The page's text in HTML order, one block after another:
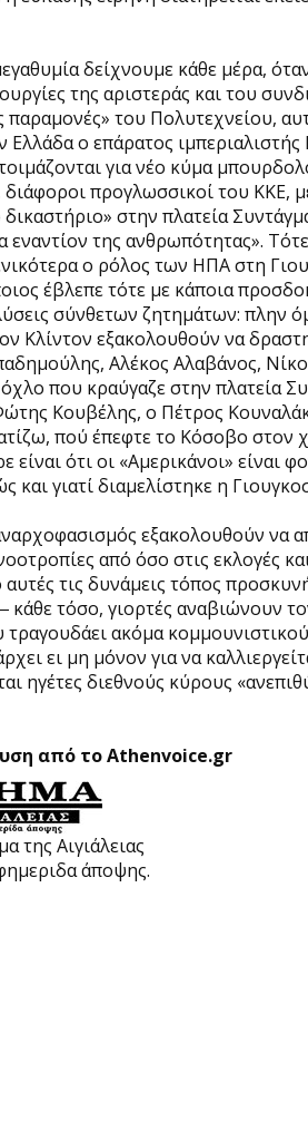
δείχνουμε κάθε μέρα,
της αριστεράς και του
παραμονές» του Πολυτεχνείου,
Ελλάδα ο επάρατος
για νέο κύμα
διάφοροι προγλωσσικοί του ΚΚΕ,
δικαστήριο» στην πλατεία
εναντίον της ανθρωπότητας».
ο ρόλος των ΗΠΑ στη
έβλεπε τότε με κάποια
σύνθετων ζητημάτων: πλην
Κλίντον εξακολουθούν να
Αλέκος Αλαβάνος,
που κραύγαζε στην πλατεία
Κουβέλης, ο Πέτρος
πού έπεφτε το Κόσοβο στον
είναι ότι οι «Αμερικάνοι» είναι
και γιατί διαμελίστηκε η
εξακολουθούν να
από όσο στις εκλογές
αυτές τις δυνάμεις τόπος
κάθε τόσο, γιορτές αναβιώνουν
τραγουδάει ακόμα
ει μη μόνον για να
ηγέτες διεθνούς κύρους
από το Athenvoice.gr
της Αιγιάλειας
άποψης.